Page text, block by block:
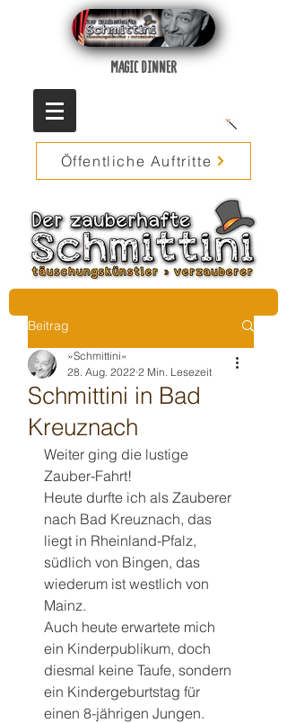
MAGIC DINNER
Öffentliche Auftritte
Beitrag
Schmittini in Bad
Kreuznach
»Schmittini«
28. Aug. 2022 2 Min. Lesezeit
Weiter ging die lustige
Zauber-Fahrt!
Heute durfte ich als Zauberer
nach Bad Kreuznach, das
liegt in Rheinland-Pfalz,
südlich von Bingen, das
wiederum ist westlich von
Mainz.
Auch heute erwartete mich
ein Kinderpublikum, doch
diesmal keine Taufe, sondern
ein Kindergeburtstag für
einen 8-jährigen Jungen.